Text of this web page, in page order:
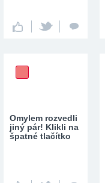
Omylem rozvedli
jiný pár! Klikli na
špatné tlačítko